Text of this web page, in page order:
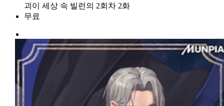
괴이 세상 속 빌런의 2회차 2화
무료